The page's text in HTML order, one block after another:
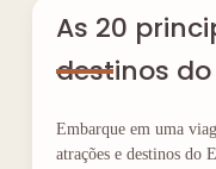
As 20
destinos
Embarque em uma
atrações e destinos do